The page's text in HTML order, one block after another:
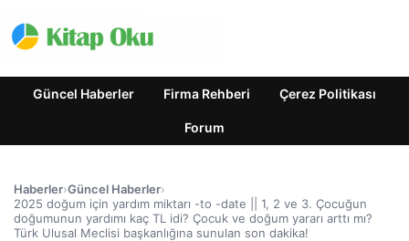
Güncel Haberler Firma Rehberi Çerez Politikası
Forum
Haberler›Güncel Haberler›
2025 doğum için yardım miktarı -to -date || 1, 2 ve 3. Çocuğun
doğumunun yardımı kaç TL idi? Çocuk ve doğum yararı arttı mı?
Türk Ulusal Meclisi başkanlığına sunulan son dakika!